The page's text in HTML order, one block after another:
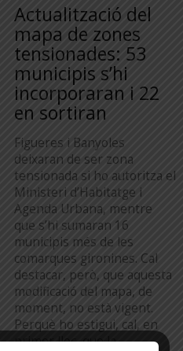
Actualització del
mapa de zones
tensionades: 53
municipis s’hi
incorporaran i 22
en sortiran
Figueres i Banyoles
deixaran de ser zona
tensionada si ho autoritza el
Ministeri d’Habitatge i
Agenda Urbana, mentre
que s’hi sumaran 16
municipis més de les
comarques gironines. Cal
destacar, però, que aquesta
modificació del mapa, de
moment, no està vigent.
Perquè ho estigui, cal, en
primer lloc, que la